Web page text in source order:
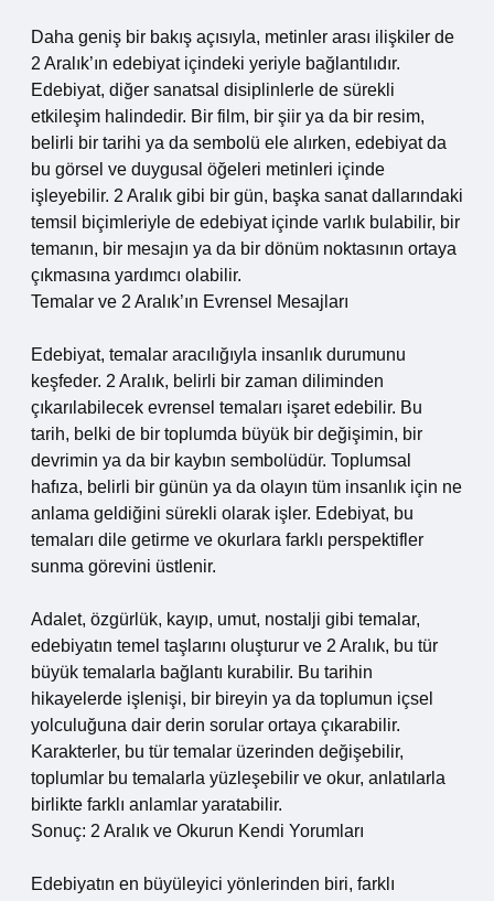
Daha geniş bir bakış açısıyla, metinler arası ilişkiler de
2 Aralık’ın edebiyat içindeki yeriyle bağlantılıdır.
Edebiyat, diğer sanatsal disiplinlerle de sürekli
etkileşim halindedir. Bir film, bir şiir ya da bir resim,
belirli bir tarihi ya da sembolü ele alırken, edebiyat da
bu görsel ve duygusal öğeleri metinleri içinde
işleyebilir. 2 Aralık gibi bir gün, başka sanat dallarındaki
temsil biçimleriyle de edebiyat içinde varlık bulabilir, bir
temanın, bir mesajın ya da bir dönüm noktasının ortaya
çıkmasına yardımcı olabilir.
Temalar ve 2 Aralık’ın Evrensel Mesajları
Edebiyat, temalar aracılığıyla insanlık durumunu
keşfeder. 2 Aralık, belirli bir zaman diliminden
çıkarılabilecek evrensel temaları işaret edebilir. Bu
tarih, belki de bir toplumda büyük bir değişimin, bir
devrimin ya da bir kaybın sembolüdür. Toplumsal
hafıza, belirli bir günün ya da olayın tüm insanlık için ne
anlama geldiğini sürekli olarak işler. Edebiyat, bu
temaları dile getirme ve okurlara farklı perspektifler
sunma görevini üstlenir.
Adalet, özgürlük, kayıp, umut, nostalji gibi temalar,
edebiyatın temel taşlarını oluşturur ve 2 Aralık, bu tür
büyük temalarla bağlantı kurabilir. Bu tarihin
hikayelerde işlenişi, bir bireyin ya da toplumun içsel
yolculuğuna dair derin sorular ortaya çıkarabilir.
Karakterler, bu tür temalar üzerinden değişebilir,
toplumlar bu temalarla yüzleşebilir ve okur, anlatılarla
birlikte farklı anlamlar yaratabilir.
Sonuç: 2 Aralık ve Okurun Kendi Yorumları
Edebiyatın en büyüleyici yönlerinden biri, farklı